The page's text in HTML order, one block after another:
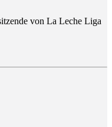
von La Leche Liga